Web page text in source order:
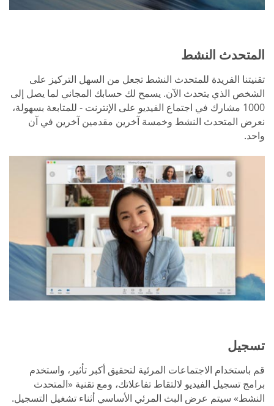
المتحدث النشط
تقنيتنا الفريدة للمتحدث النشط تجعل من السهل التركيز على
الشخص الذي يتحدث الآن. يسمح لك حسابك المجاني لما يصل إلى
1000 مشارك في اجتماع الفيديو على الإنترنت - للمتابعة بسهولة،
نعرض المتحدث النشط وخمسة آخرين مقدمين آخرين في آن
واحد.
تسجيل
قم باستخدام الاجتماعات المرئية لتحقيق أكبر تأثير، واستخدم
برامج تسجيل الفيديو لالتقاط تفاعلاتك، ومع تقنية «المتحدث
النشط» سيتم عرض البث المرئي الأساسي أثناء تشغيل التسجيل.